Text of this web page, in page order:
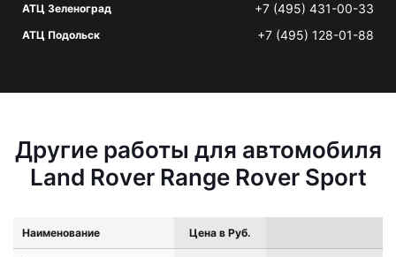
АТЦ Зеленоград +7 (495) 431-00-33
АТЦ Подольск +7 (495) 128-01-88
Другие работы для автомобиля
Land Rover Range Rover Sport
Наименование Цена в Руб.